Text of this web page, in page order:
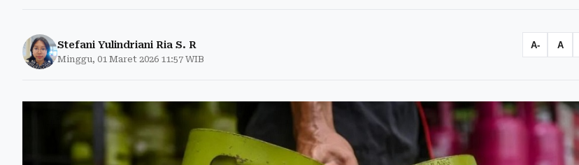
Stefani Yulindriani Ria S. R
Minggu, 01 Maret 2026 11:57 WIB
A- A